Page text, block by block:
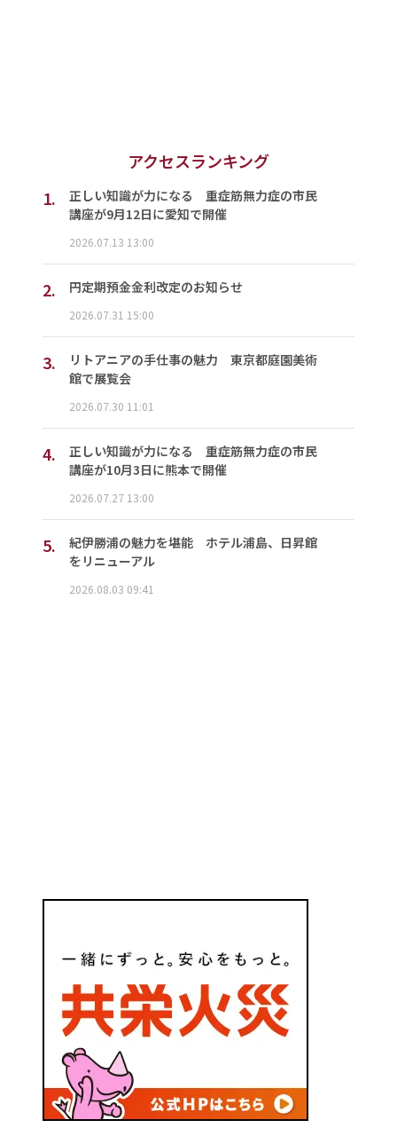
アクセスランキング
1.
正しい知識が力になる 重症筋無力症の市民
講座が9月12日に愛知で開催
2026.07.13 13:00
2. 円定期預金金利改定のお知らせ
2026.07.31 15:00
3.
リトアニアの手仕事の魅力 東京都庭園美術
館で展覧会
2026.07.30 11:01
4.
正しい知識が力になる 重症筋無力症の市民
講座が10月3日に熊本で開催
2026.07.27 13:00
5.
紀伊勝浦の魅力を堪能 ホテル浦島、日昇館
をリニューアル
2026.08.03 09:41